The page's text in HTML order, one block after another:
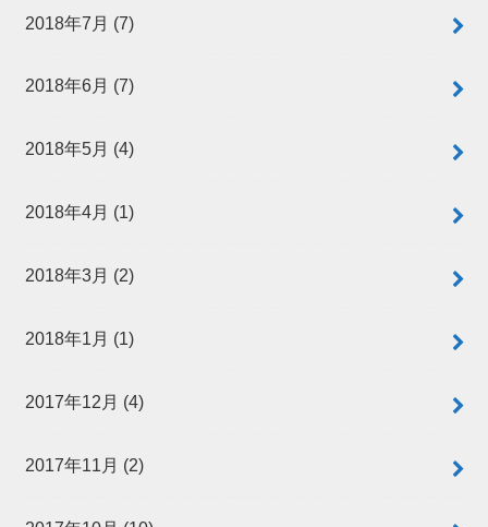
2018年7月 (7)
2018年6月 (7)
2018年5月 (4)
2018年4月 (1)
2018年3月 (2)
2018年1月 (1)
2017年12月 (4)
2017年11月 (2)